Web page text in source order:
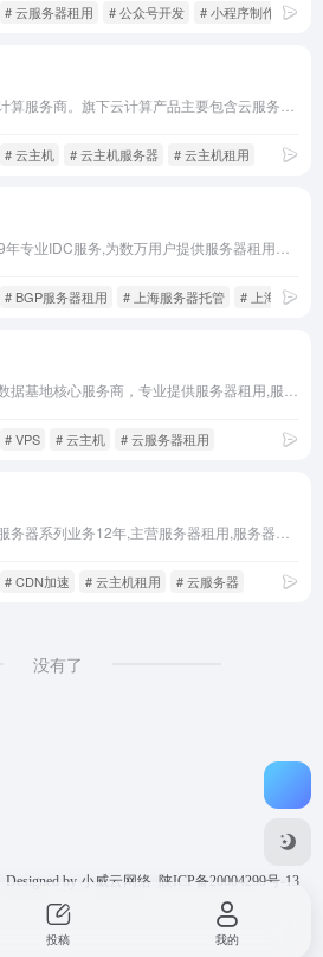
# 云服务器租用 # 公众号开发 # 小程序制作
# 云主机 # 云主机服务器 # 云主机租用
# BGP服务器租用 # 上海服务器托管 # 上海服务器
# VPS # 云主机 # 云服务器租用
# CDN加速 # 云主机租用 # 云服务器
没有了
Designed by 小威云网络 陕ICP备20004299号-13
投稿 我的